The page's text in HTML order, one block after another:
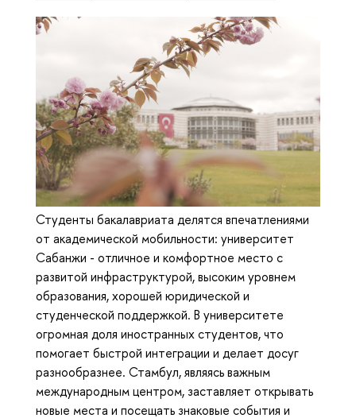
Студенты бакалавриата делятся впечатлениями
от академической мобильности: университет
Сабанжи - отличное и комфортное место с
развитой инфраструктурой, высоким уровнем
образования, хорошей юридической и
студенческой поддержкой. В университете
огромная доля иностранных студентов, что
помогает быстрой интеграции и делает досуг
разнообразнее. Стамбул, являясь важным
международным центром, заставляет открывать
новые места и посещать знаковые события и